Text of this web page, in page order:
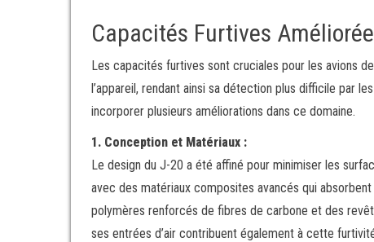
Capacités Furtives
Les capacités furtives sont cruciales pour les avions
l’appareil, rendant ainsi sa détection plus difficile par
incorporer plusieurs améliorations dans ce domaine.
1. Conception et Matériaux :
Le design du J-20 a été affiné pour minimiser les
avec des matériaux composites avancés qui
polymères renforcés de fibres de carbone et des
ses entrées d’air contribuent également à cette